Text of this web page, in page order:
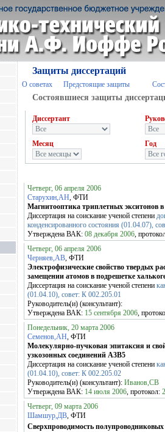
Защиты диссертаций
О советах Предстоящие защиты
Состоявшиеся защиты
Диссертант
Месяц Год
Четверг, 06 апреля 2006
Старухин,АН, ФТИ
Магнитооптика триплетных экситонов
Диссертация на соискание ученой степени
конденсированного состояния (01.04.07),
Утверждена ВАК: 08 декабря 2006,
Четверг, 06 апреля 2006
Черняев,АВ, ФТИ
Электрофизические свойство твердых
замещении атомов в подрешетке
Диссертация на соискание ученой степени
(01.04.10), совет: К 002.205.01
Руководитель(и) (консультант):
Утверждена ВАК: 15 сентября 2006,
Понедельник, 20 марта 2006
Семенов,АН, ФТИ
Молекулярно-пучковая эпитаксия и
узкозонных соединений А3В5
Диссертация на соискание ученой степени
(01.04.10), совет: К 002.205.02
Руководитель(и) (консультант): Иванов,СВ
Утверждена ВАК: 14 июля 2006, протокол:
Четверг, 09 марта 2006
Шамшур,ДВ, ФТИ
Сверхпроводимость